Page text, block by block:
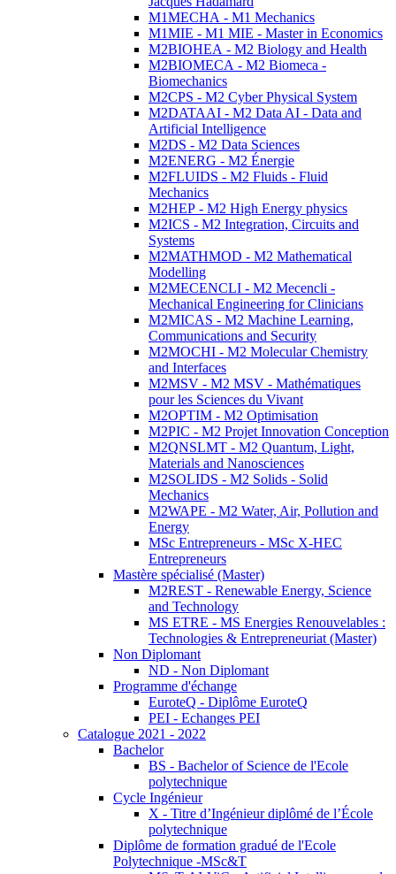
M1MECHA - M1 Mechanics
M1MIE - M1 MIE - Master in Economics
M2BIOHEA - M2 Biology and Health
M2BIOMECA - M2 Biomeca -
Biomechanics
M2CPS - M2 Cyber Physical System
M2DATAAI - M2 Data AI - Data and
Artificial Intelligence
M2DS - M2 Data Sciences
M2ENERG - M2 Énergie
M2FLUIDS - M2 Fluids - Fluid
Mechanics
M2HEP - M2 High Energy physics
M2ICS - M2 Integration, Circuits and
Systems
M2MATHMOD - M2 Mathematical
Modelling
M2MECENCLI - M2 Mecencli -
Mechanical Engineering for Clinicians
M2MICAS - M2 Machine Learning,
Communications and Security
M2MOCHI - M2 Molecular Chemistry
and Interfaces
M2MSV - M2 MSV - Mathématiques
pour les Sciences du Vivant
M2OPTIM - M2 Optimisation
M2PIC - M2 Projet Innovation Conception
M2QNSLMT - M2 Quantum, Light,
Materials and Nanosciences
M2SOLIDS - M2 Solids - Solid
Mechanics
M2WAPE - M2 Water, Air, Pollution and
Energy
MSc Entrepreneurs - MSc X-HEC
Entrepreneurs
Mastère spécialisé (Master)
M2REST - Renewable Energy, Science
and Technology
MS ETRE - MS Energies Renouvelables :
Technologies & Entrepreneuriat (Master)
Non Diplomant
ND - Non Diplomant
Programme d'échange
EuroteQ - Diplôme EuroteQ
PEI - Echanges PEI
Catalogue 2021 - 2022
Bachelor
BS - Bachelor of Science de l'Ecole
polytechnique
Cycle Ingénieur
X - Titre d’Ingénieur diplômé de l’École
polytechnique
Diplôme de formation gradué de l'Ecole
Polytechnique -MSc&T